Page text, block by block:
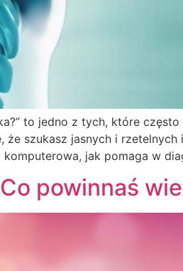
to jedno z tych, które
że szukasz jasnych i
jak pomaga w
powinnaś